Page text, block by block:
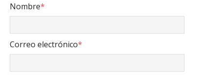
Nombre*
Correo electrónico*